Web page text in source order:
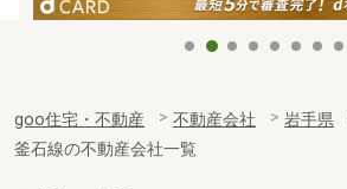
goo住宅・不動産 不動産会社 岩手県
釜石線の不動産会社一覧